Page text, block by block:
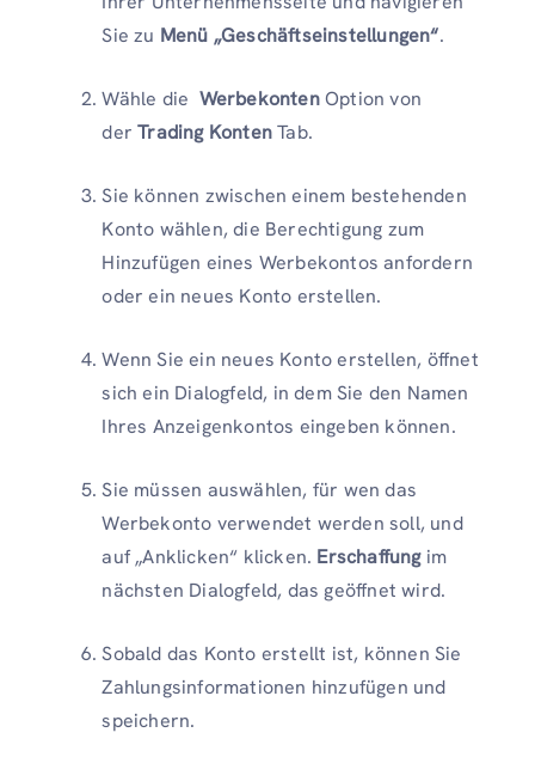
Sie zu Menü „Geschäftseinstellungen“.
Wähle die WerbekontenOption von
derTrading KontenTab.
Sie können zwischen einem bestehenden
Konto wählen, die Berechtigung zum
Hinzufügen eines Werbekontos anfordern
oder ein neues Konto erstellen.
Wenn Sie ein neues Konto erstellen, öffnet
sich ein Dialogfeld, in dem Sie den Namen
Ihres Anzeigenkontos eingeben können.
Sie müssen auswählen, für wen das
Werbekonto verwendet werden soll, und
auf „Anklicken“ klicken. Erschaffungim
nächsten Dialogfeld, das geöffnet wird.
Sobald das Konto erstellt ist, können Sie
Zahlungsinformationen hinzufügen und
speichern.